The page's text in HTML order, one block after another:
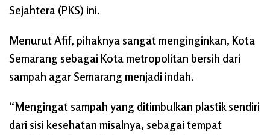
Sejahtera (PKS) ini.
Menurut Afif, pihaknya sangat menginginkan, Kota
Semarang sebagai Kota metropolitan bersih dari
sampah agar Semarang menjadi indah.
“Mengingat sampah yang ditimbulkan plastik sendiri
dari sisi kesehatan misalnya, sebagai tempat